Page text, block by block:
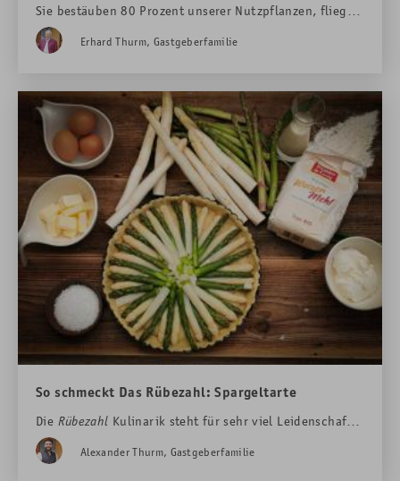
Sie bestäuben 80 Prozent unserer Nutzpflanzen, fliegen
für ein Glas Honig fast dreimal um die Welt und
versüßen täglich unseren Frühstücksmorgen:
Erhard Thurm, Gastgeberfamilie
So schmeckt Das Rübezahl: Spargeltarte
Die Rübezahl Kulinarik steht für sehr viel Leidenschaft
und Bewusstsein auch den Grundprodukten gegenüber.
Ein gutes Zusammenspiel zwischen dem Küchen- und
Alexander Thurm, Gastgeberfamilie